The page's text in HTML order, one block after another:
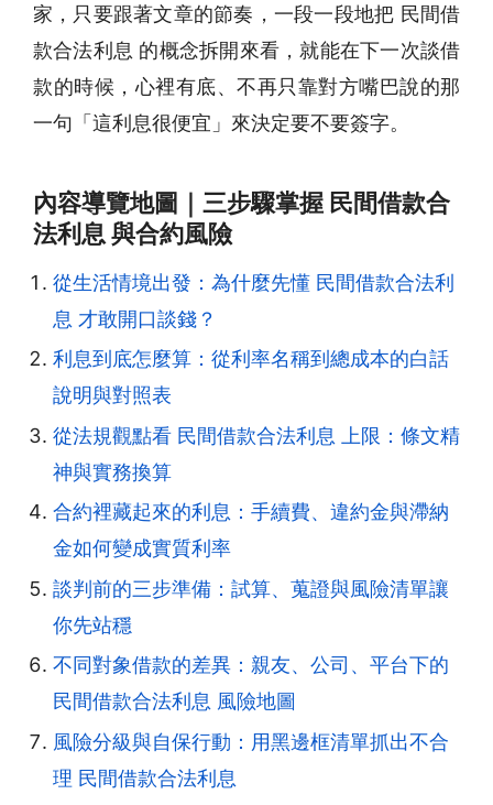
家，只要跟著文章的節奏，一段一段地把 民間借
款合法利息 的概念拆開來看，就能在下一次談借
款的時候，心裡有底、不再只靠對方嘴巴說的那
一句「這利息很便宜」來決定要不要簽字。
內容導覽地圖｜三步驟掌握 民間借款合
法利息 與合約風險
從生活情境出發：為什麼先懂 民間借款合法利
息 才敢開口談錢？
利息到底怎麼算：從利率名稱到總成本的白話
說明與對照表
從法規觀點看 民間借款合法利息 上限：條文精
神與實務換算
合約裡藏起來的利息：手續費、違約金與滯納
金如何變成實質利率
談判前的三步準備：試算、蒐證與風險清單讓
你先站穩
不同對象借款的差異：親友、公司、平台下的
民間借款合法利息 風險地圖
風險分級與自保行動：用黑邊框清單抓出不合
理 民間借款合法利息